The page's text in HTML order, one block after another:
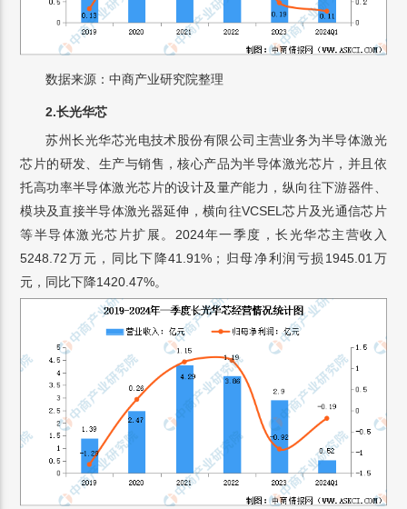
数据来源：中商产业研究院整理
2.长光华芯
苏州长光华芯光电技术股份有限公司主营业务为半导体激光
芯片的研发、生产与销售，核心产品为半导体激光芯片，并且依
托高功率半导体激光芯片的设计及量产能力，纵向往下游器件、
模块及直接半导体激光器延伸，横向往VCSEL芯片及光通信芯片
等半导体激光芯片扩展。2024年一季度，长光华芯主营收入
5248.72万元，同比下降41.91%；归母净利润亏损1945.01万
元，同比下降1420.47%。